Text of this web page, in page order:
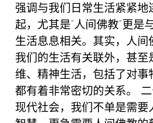
强调与我们日常生活紧紧地
起，尤其是“人间佛教”更是
生活息息相关。其实，人间
我们的生活有关联外，甚至
维、精神生活，包括了对事
都有着非常密切的关系。
现代社会，我们不单是需要